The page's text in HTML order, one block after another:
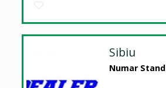
Sibiu
Numar Stand